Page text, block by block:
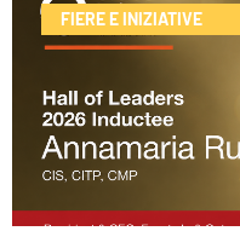
FIERE E INIZIATIVE